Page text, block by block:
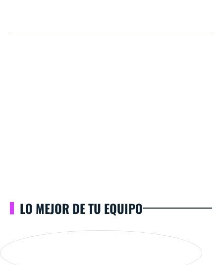
LO MEJOR DE TU EQUIPO